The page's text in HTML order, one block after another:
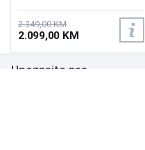
Osvježenje: 144Hz, AMD
FreeSync Premium Pro,
Priključci: 2xHDMI 2.1,
DisplayPort, 2xUSB 3.2, USB-
B
2.349,00 KM
2.099,00 KM
Upoznajte nas